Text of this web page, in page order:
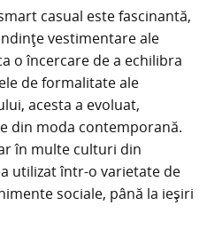
casual este fascinantă,
vestimentare ale
o încercare de a echilibra
de formalitate ale
acesta a evoluat,
din moda contemporană.
în multe culturi din
utilizat într-o varietate de
sociale, până la ieșiri